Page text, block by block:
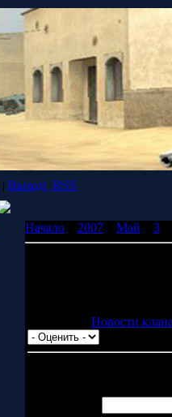
| Выход| RSS
Начало 2007 Май 3
Новости